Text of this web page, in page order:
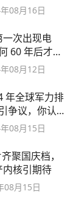
08月16日
一次出现电
60 年后才涉
08月12日
年全球军力排
争议，你认可
08月15日
聚国庆档，
内核引期待
08月15日